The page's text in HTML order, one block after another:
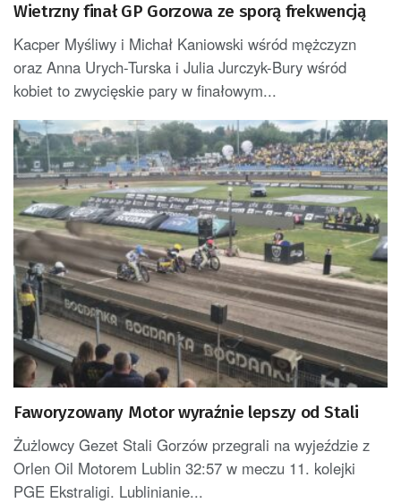
Wietrzny finał GP Gorzowa ze sporą frekwencją
Kacper Myśliwy i Michał Kaniowski wśród mężczyzn
oraz Anna Urych-Turska i Julia Jurczyk-Bury wśród
kobiet to zwycięskie pary w finałowym...
Faworyzowany Motor wyraźnie lepszy od Stali
Żużlowcy Gezet Stali Gorzów przegrali na wyjeździe z
Orlen Oil Motorem Lublin 32:57 w meczu 11. kolejki
PGE Ekstraligi. Lublinianie...